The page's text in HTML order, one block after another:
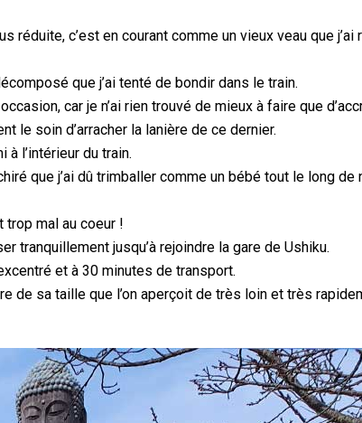
c’est en courant comme un vieux veau que j’ai
que j’ai tenté de bondir dans le train.
car je n’ai rien trouvé de mieux à faire que
le soin d’arracher la lanière de ce dernier.
à l’intérieur du train.
que j’ai dû trimballer comme un bébé tout le long de
trop mal au coeur !
tranquillement jusqu’à rejoindre la gare de Ushiku.
et à 30 minutes de transport.
de sa taille que l’on aperçoit de très loin et très